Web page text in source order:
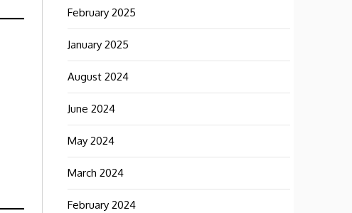
February 2025
January 2025
August 2024
June 2024
May 2024
March 2024
February 2024